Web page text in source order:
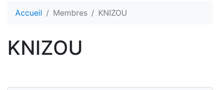
Accueil Membres KNIZOU
KNIZOU